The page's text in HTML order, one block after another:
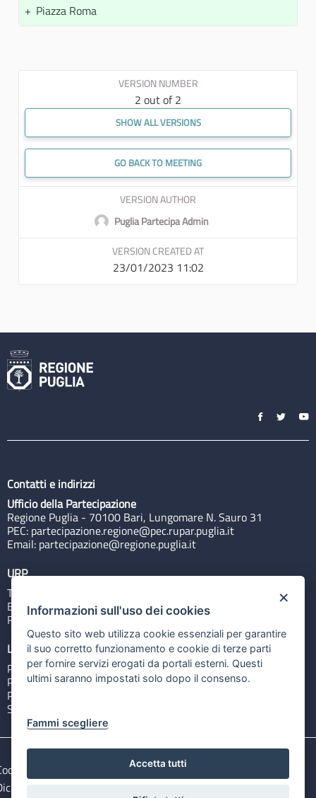
+ Piazza Roma
VERSION NUMBER
2 out of 2
SHOW ALL VERSIONS
GO BACK TO MEETING
VERSION AUTHOR
Puglia Partecipa Admin
VERSION CREATED AT
23/01/2023 11:02
Contatti e indirizzi
Ufficio della Partecipazione
Regione Puglia - 70100 Bari, Lungomare N. Sauro 31
PEC: partecipazione.regione@pec.rupar.puglia.it
Email: partecipazione@regione.puglia.it
URP
Tel: 800713939
Email:quiregione@regione.puglia.it
Rubrica
Link utili
Portale Istituzionale
PO FESR Puglia 2014-2020
PSR Puglia 2014-2020
Sistema Puglia
e privacy
Note legali
di accessibilità
×
Informazioni sull'uso dei cookies
Questo sito web utilizza cookie essenziali per garantire
il suo corretto funzionamento e cookie di terze parti
per fornire servizi erogati da portali esterni. Questi
ultimi saranno impostati solo dopo il consenso.
Fammi scegliere
Accetta tutti